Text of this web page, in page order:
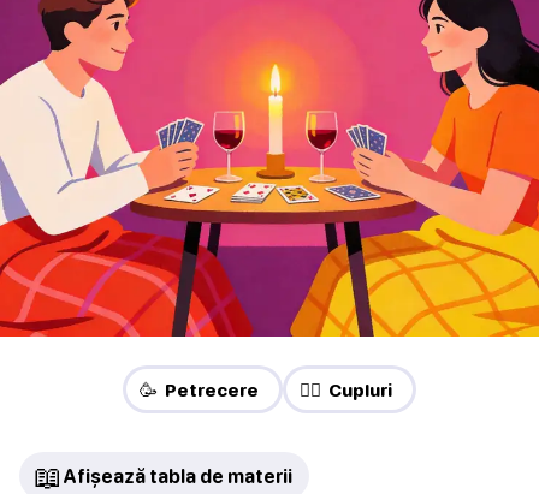
🥳 Petrecere ❤️‍🔥 Cupluri
📖 Afișează tabla de materii